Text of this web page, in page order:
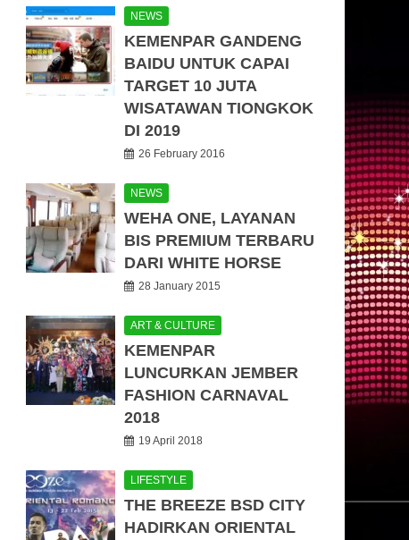
NEWS
KEMENPAR GANDENG
BAIDU UNTUK CAPAI
TARGET 10 JUTA
WISATAWAN TIONGKOK
DI 2019
26 February 2016
NEWS
WEHA ONE, LAYANAN
BIS PREMIUM TERBARU
DARI WHITE HORSE
28 January 2015
ART & CULTURE
KEMENPAR
LUNCURKAN JEMBER
FASHION CARNAVAL
2018
19 April 2018
LIFESTYLE
THE BREEZE BSD CITY
HADIRKAN ORIENTAL